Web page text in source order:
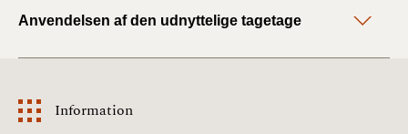
BR15 (2015-2018)
Anvendelsen af den udnyttelige tagetage
Information